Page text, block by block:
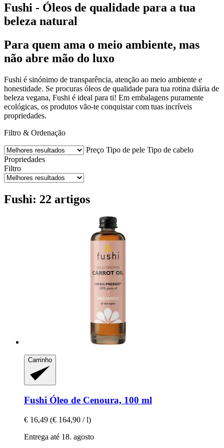
Fushi - Óleos de qualidade para a tua
beleza natural
Para quem ama o meio ambiente, mas
não abre mão do luxo
Fushi é sinónimo de transparência, atenção ao meio ambiente e
honestidade. Se procuras óleos de qualidade para tua rotina diária de
beleza vegana, Fushi é ideal para ti! Em embalagens puramente
ecológicas, os produtos vão-te conquistar com tuas incríveis
propriedades.
Filtro & Ordenação
Preço Tipo de pele Tipo de cabelo
Propriedades
Filtro
Fushi: 22 artigos
Carrinho
Fushi Óleo de Cenoura, 100 ml
€ 16,49 (€ 164,90 / l)
Entrega até 18. agosto